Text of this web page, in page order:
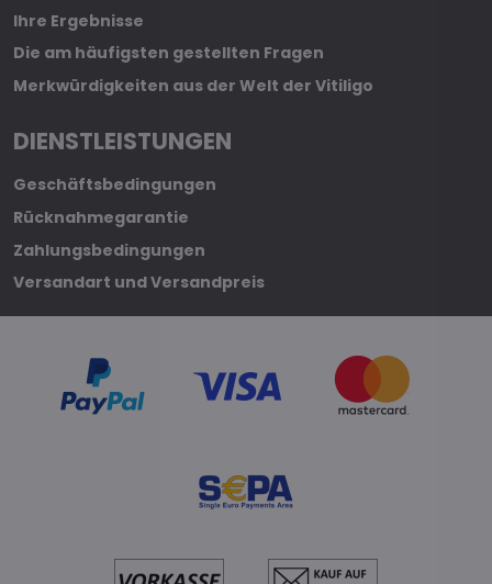
Ihre Ergebnisse
Die am häufigsten gestellten Fragen
Merkwürdigkeiten aus der Welt der Vitiligo
DIENSTLEISTUNGEN
Geschäftsbedingungen
Rücknahmegarantie
Zahlungsbedingungen
Versandart und Versandpreis